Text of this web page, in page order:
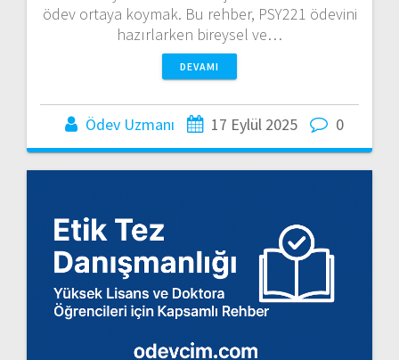
ödev ortaya koymak. Bu rehber, PSY221 ödevini
hazırlarken bireysel ve…
DEVAMI
Ödev Uzmanı 17 Eylül 2025 0